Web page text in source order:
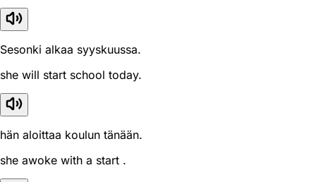
Sesonki alkaa syyskuussa.
she will start school today.
hän aloittaa koulun tänään.
she awoke with a start .